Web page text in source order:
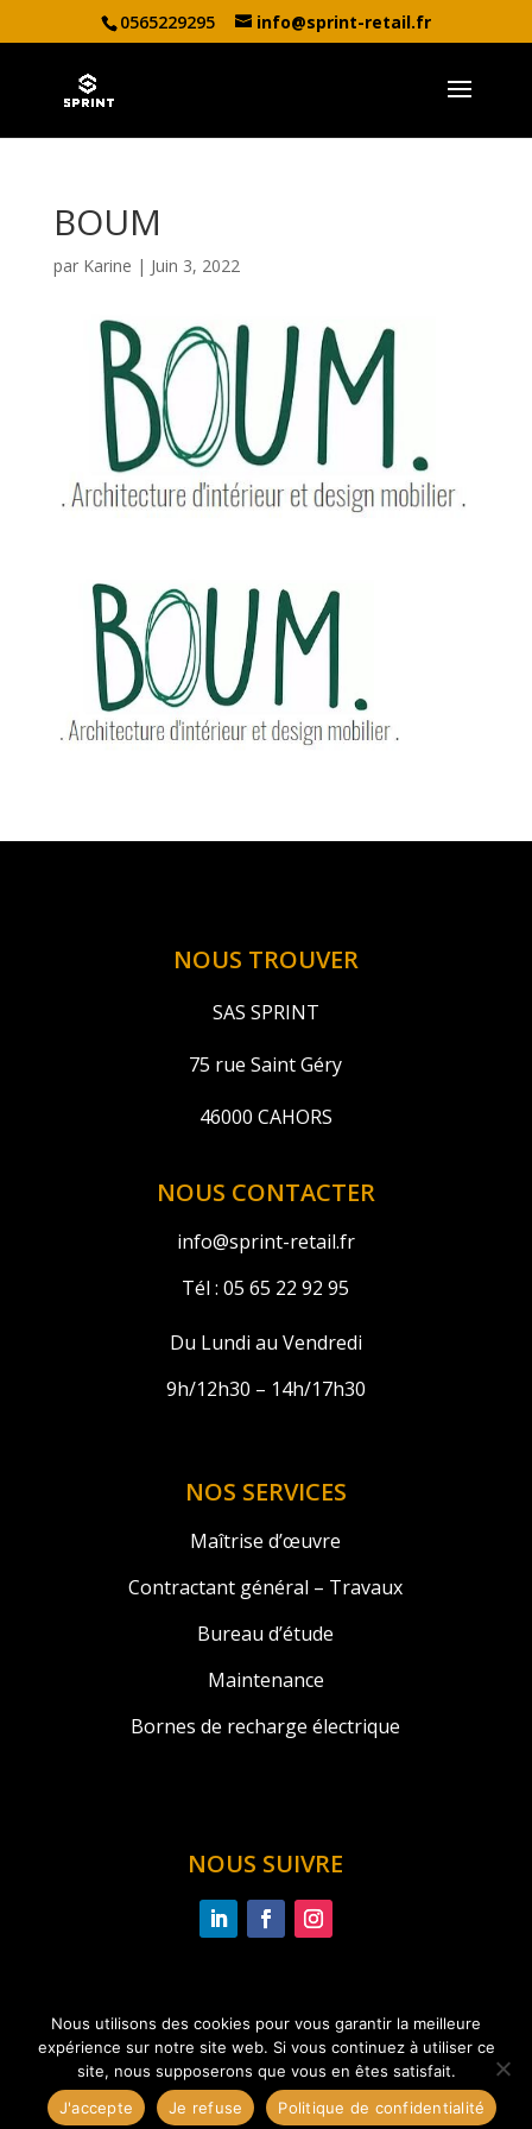
0565229295 info@sprint-retail.fr
BOUM
par Karine | Juin 3, 2022
NOUS TROUVER
SAS SPRINT
75 rue Saint Géry
46000 CAHORS
NOUS CONTACTER
info@sprint-retail.fr
Tél : 05 65 22 92 95
Du Lundi au Vendredi
9h/12h30 – 14h/17h30
NOS SERVICES
Maîtrise d’œuvre
Contractant général – Travaux
Bureau d’étude
Maintenance
Bornes de recharge électrique
NOUS SUIVRE
Copyright 2026 © Une réalisationCRÉATIKOM –
Mentions légales–Politique de confidentialité et
cookies
Nous utilisons des cookies pour vous garantir la meilleure
expérience sur notre site web. Si vous continuez à utiliser ce
site, nous supposerons que vous en êtes satisfait.
J'accepte
Je refuse Politique de confidentialité